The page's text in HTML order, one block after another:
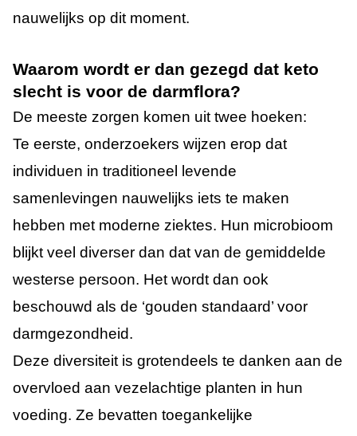
nauwelijks op dit moment.
Waarom wordt er dan gezegd dat keto
slecht is voor de darmflora?
De meeste zorgen komen uit twee hoeken:
Te eerste, onderzoekers wijzen erop dat
individuen in traditioneel levende
samenlevingen nauwelijks iets te maken
hebben met moderne ziektes. Hun microbioom
blijkt veel diverser dan dat van de gemiddelde
westerse persoon. Het wordt dan ook
beschouwd als de ‘gouden standaard’ voor
darmgezondheid.
Deze diversiteit is grotendeels te danken aan de
overvloed aan vezelachtige planten in hun
voeding. Ze bevatten toegankelijke